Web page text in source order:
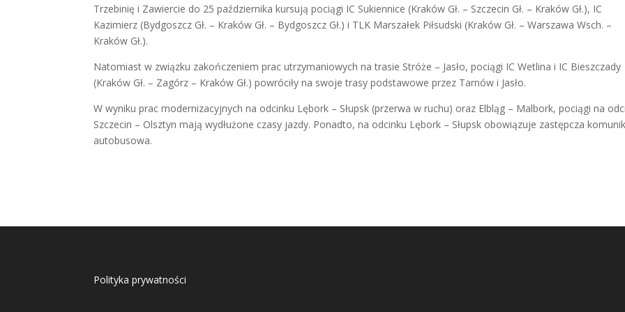
Trzebinię i Zawiercie do 25 października kursują pociągi IC Sukiennice (Kraków Gł. – Szczecin Gł. – Kraków Gł.), IC
Kazimierz (Bydgoszcz Gł. – Kraków Gł. – Bydgoszcz Gł.) i TLK Marszałek Piłsudski (Kraków Gł. – Warszawa Wsch. –
Kraków Gł.).
Natomiast w związku zakończeniem prac utrzymaniowych na trasie Stróże – Jasło, pociągi IC Wetlina i IC Bieszczady
(Kraków Gł. – Zagórz – Kraków Gł.) powróciły na swoje trasy podstawowe przez Tarnów i Jasło.
W wyniku prac modernizacyjnych na odcinku Lębork – Słupsk (przerwa w ruchu) oraz Elbląg – Malbork, pociągi na
Szczecin – Olsztyn mają wydłużone czasy jazdy. Ponadto, na odcinku Lębork – Słupsk obowiązuje zastępcza
autobusowa.
Polityka prywatności